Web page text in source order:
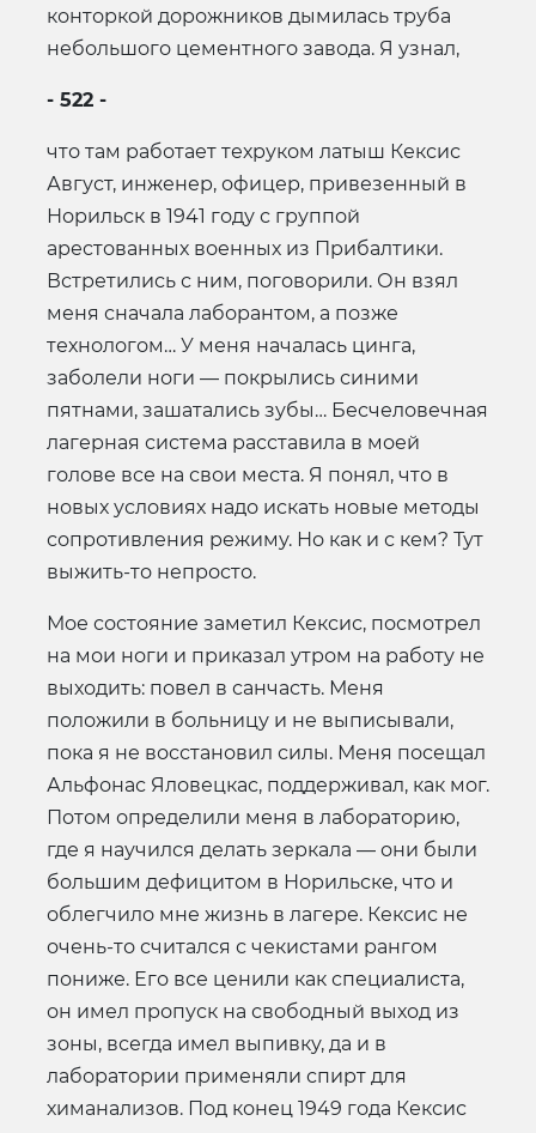
конторкой дорожников дымилась труба
небольшого цементного завода. Я узнал,
- 522 -
что там работает техруком латыш Кексис
Август, инженер, офицер, привезенный в
Норильск в 1941 году с группой
арестованных военных из Прибалтики.
Встретились с ним, поговорили. Он взял
меня сначала лаборантом, а позже
технологом… У меня началась цинга,
заболели ноги — покрылись синими
пятнами, зашатались зубы… Бесчеловечная
лагерная система расставила в моей
голове все на свои места. Я понял, что в
новых условиях надо искать новые методы
сопротивления режиму. Но как и с кем? Тут
выжить-то непросто.
Мое состояние заметил Кексис, посмотрел
на мои ноги и приказал утром на работу не
выходить: повел в санчасть. Меня
положили в больницу и не выписывали,
пока я не восстановил силы. Меня посещал
Альфонас Яловецкас, поддерживал, как мог.
Потом определили меня в лабораторию,
где я научился делать зеркала — они были
большим дефицитом в Норильске, что и
облегчило мне жизнь в лагере. Кексис не
очень-то считался с чекистами рангом
пониже. Его все ценили как специалиста,
он имел пропуск на свободный выход из
зоны, всегда имел выпивку, да и в
лаборатории применяли спирт для
химанализов. Под конец 1949 года Кексис